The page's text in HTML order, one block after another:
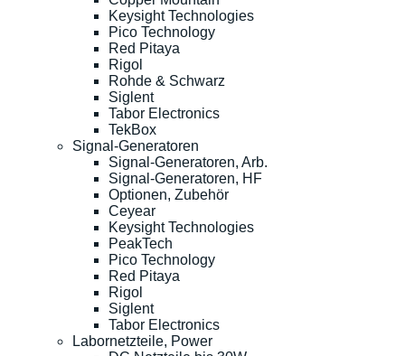
Keysight Technologies
Pico Technology
Red Pitaya
Rigol
Rohde & Schwarz
Siglent
Tabor Electronics
TekBox
Signal-Generatoren
Signal-Generatoren, Arb.
Signal-Generatoren, HF
Optionen, Zubehör
Ceyear
Keysight Technologies
PeakTech
Pico Technology
Red Pitaya
Rigol
Siglent
Tabor Electronics
Labornetzteile, Power